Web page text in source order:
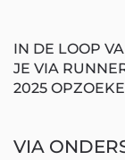
IN DE LOOP
JE VIA
2025
VIA